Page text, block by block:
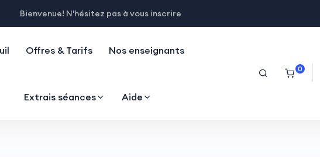
Bienvenue! N'hésitez pas à vous inscrire
Offres & Tarifs Nos enseignants
Extrais séances Aide
0